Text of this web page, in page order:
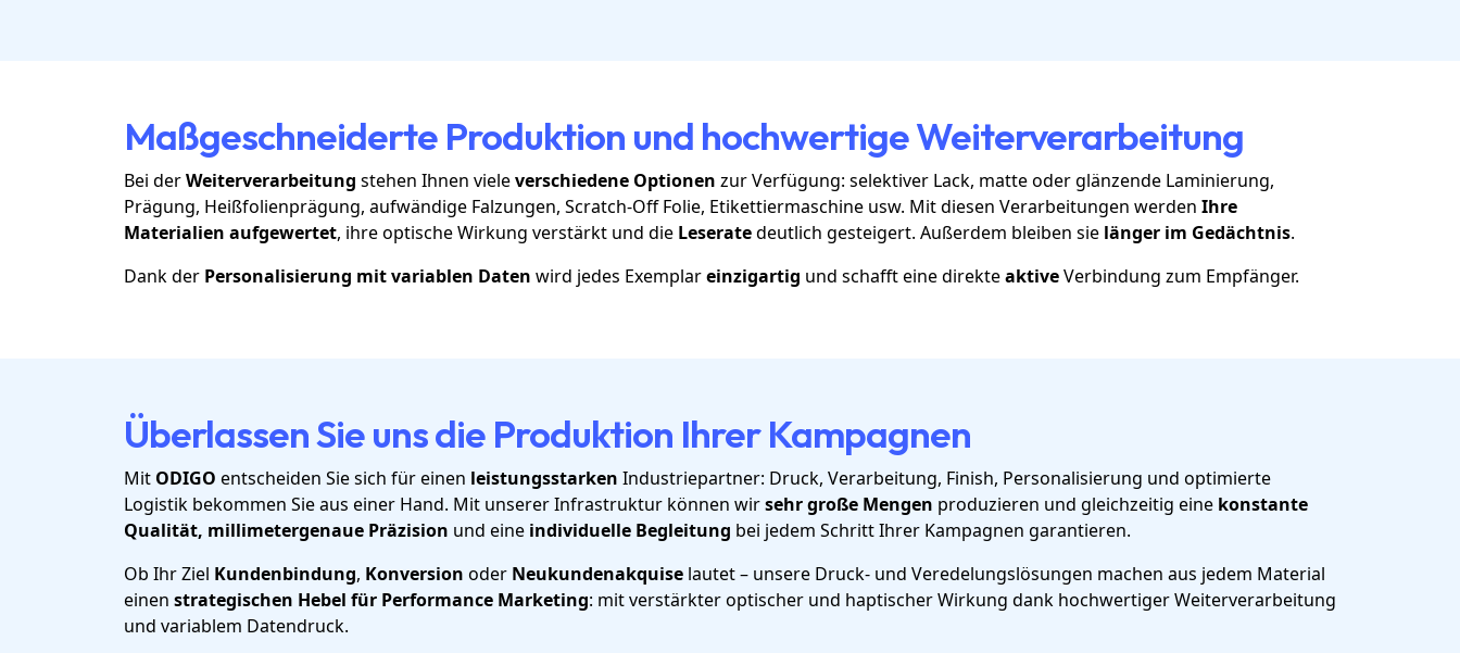
Maßgeschneiderte Produktion und hochwertige Weiterverarbeitung
Bei derWeiterverarbeitung stehen Ihnen vieleverschiedene Optionen zur Verfügung: selektiver Lack, matte oder glänzende Laminierung,
Prägung, Heißfolienprägung, aufwändige Falzungen, Scratch-Off Folie, Etikettiermaschine usw. Mit diesen Verarbeitungen werden Ihre
Materialien aufgewertet, ihre optische Wirkung verstärkt und die Leseratedeutlich gesteigert. Außerdem bleiben sie länger im Gedächtnis.
Dank der Personalisierung mit variablen Daten wird jedes Exemplareinzigartig und schafft eine direkteaktiveVerbindung zum Empfänger.
Überlassen Sie uns die Produktion Ihrer Kampagnen
Mit ODIGO entscheiden Sie sich für einen leistungsstarken Industriepartner: Druck, Verarbeitung, Finish, Personalisierung und optimierte
Logistik bekommen Sie aus einer Hand. Mit unserer Infrastruktur können wirsehr große Mengen produzieren und gleichzeitig eine konstante
Qualität, millimetergenaue Präzision und eine individuelle Begleitung bei jedem Schritt Ihrer Kampagnen garantieren.
Ob Ihr Ziel Kundenbindung, Konversion oder Neukundenakquise lautet – unsere Druck- und Veredelungslösungen machen aus jedem Material
einen strategischen Hebel für Performance Marketing: mit verstärkter optischer und haptischer Wirkung dank hochwertiger Weiterverarbeitung
und variablem Datendruck.